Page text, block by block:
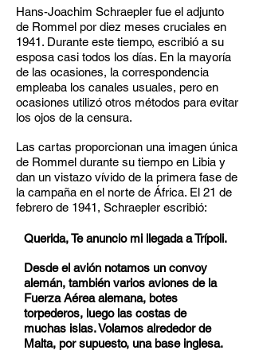
Hans-Joachim Schraepler fue el adjunto
de Rommel por diez meses cruciales en
1941. Durante este tiempo, escribió a su
esposa casi todos los días. En la mayoría
de las ocasiones, la correspondencia
empleaba los canales usuales, pero en
ocasiones utilizó otros métodos para evitar
los ojos de la censura.
Las cartas proporcionan una imagen única
de Rommel durante su tiempo en Libia y
dan un vistazo vívido de la primera fase de
la campaña en el norte de África. El 21 de
febrero de 1941, Schraepler escribió:
Querida, Te anuncio mi llegada a Trípoli.
Desde el avión notamos un convoy
alemán, también varios aviones de la
Fuerza Aérea alemana, botes
torpederos, luego las costas de
muchas islas. Volamos alrededor de
Malta, por supuesto, una base inglesa.